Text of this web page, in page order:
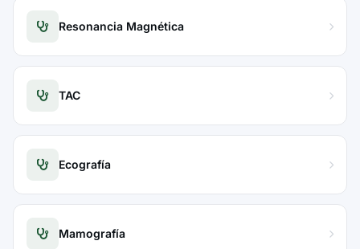
Resonancia Magnética
TAC
Ecografía
Mamografía